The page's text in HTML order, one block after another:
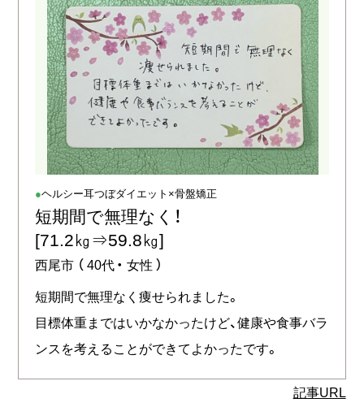
ヘルシー耳つぼダイエット×骨盤矯正
短期間で無理なく！
[71.2㎏⇒59.8㎏]
西尾市 （40代 女性 ）
短期間で無理なく痩せられました。
目標体重まではいかなかったけど、健康や食事バラ
ンスを考えることができてよかったです。
記事URL